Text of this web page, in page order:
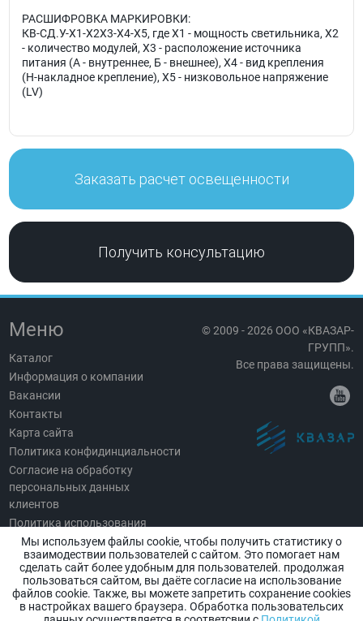
РАСШИФРОВКА МАРКИРОВКИ:
КВ-СД.У-X1-X2X3-X4-X5, где X1 - мощность светильника, X2
- количество модулей, X3 - расположение источника
питания (А - внутреннее, Б - внешнее), X4 - вид крепления
(Н-накладное крепление), Х5 - низковольное напряжение
(LV)
Заказать расчет освещенности
Получить консультацию
Меню
Каталог
Информация о компании
Вакансии
Контакты
Карта сайта
Политика конфидинциальности
Согласие на обработку
персональных данных
клиентов
Политика использования
Cookies
© 2009 - 2026 ООО «КВАЗАР-
ГРУПП».
Все права защищены.
Все права на информацию и материалы (включая изображения и
товарные знаки) охраняются законом и принадлежат ООО «КВАЗАР-
ГРУПП». Не допускается полное или частичное копирование и
Мы используем файлы cookie, чтобы получить статистику о
взаимодествии пользователей с сайтом. Это помогает нам
сделать сайт более удобным для пользователей. продолжая
пользоваться сайтом, вы даёте согласие на использование
файлов cookie. Также, вы можете запретить сохранение cookies
в настройках вашего браузера. Обработка пользовательсих